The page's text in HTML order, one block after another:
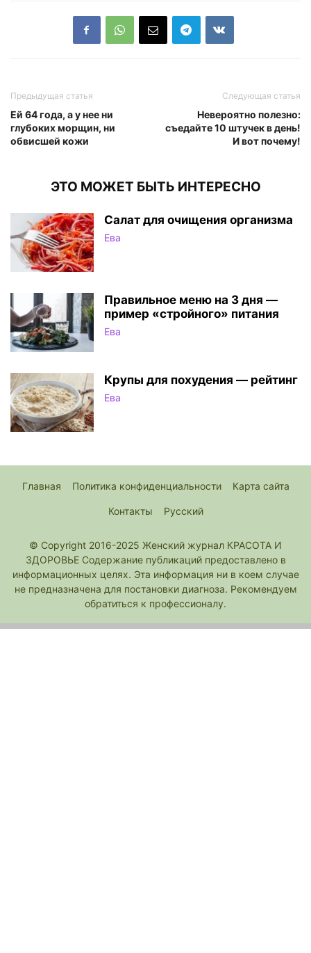
Предыдущая статья
Ей 64 года, а у нее ни
глубоких морщин, ни
обвисшей кожи
Следующая статья
Невероятно полезно:
съедайте 10 штучек в день!
И вот почему!
ЭТО МОЖЕТ БЫТЬ ИНТЕРЕСНО
Салат для очищения организма
Ева
Правильное меню на 3 дня —
пример «стройного» питания
Ева
Крупы для похудения — рейтинг
Ева
Главная Политика конфиденциальности Карта сайта
Контакты Русский
© Copyright 2016-2025 Женский журнал КРАСОТА И
ЗДОРОВЬЕ Содержание публикаций предоставлено в
информационных целях. Эта информация ни в коем случае
не предназначена для постановки диагноза. Рекомендуем
обратиться к профессионалу.